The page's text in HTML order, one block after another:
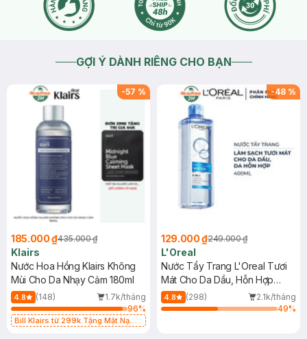
GỢI Ý DÀNH RIÊNG CHO BẠN
-57 %
185.000 ₫435.000 ₫
Klairs
Nước Hoa Hồng Klairs Không
Mùi Cho Da Nhạy Cảm 180ml
4.8 (148)
1.7k/tháng
96%
Bill Klairs từ 299k Tặng Mặt Nạ
-48 %
129.000 ₫249.000 ₫
L'Oreal
Nước Tẩy Trang L'Oreal Tươi
Mát Cho Da Dầu, Hỗn Hợp
400ml
4.8 (298)
2.1k/tháng
49%